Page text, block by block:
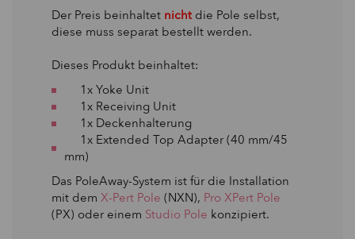
Der Preis beinhaltet nicht die Pole selbst,
diese muss separat bestellt werden.
Dieses Produkt beinhaltet:
1x Yoke Unit
1x Receiving Unit
1x Deckenhalterung
1x Extended Top Adapter (40 mm/45
mm)
Das PoleAway-System ist für die Installation
mit dem X-Pert Pole (NXN), Pro XPert Pole
(PX) oder einem Studio Pole konzipiert.